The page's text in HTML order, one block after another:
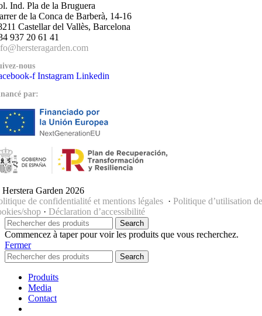
Ind. Pla de la Bruguera
de la Conca de Barberà, 14-16
Castellar del Vallès, Barcelona
937 20 61 41
nous
f Instagram Linkedin
par:
Garden 2026
de confidentialité et mentions légales · Politique d’utilisation
shop · Déclaration d’accessibilité
Search
Commencez à taper pour voir les produits que vous recherchez.
Fermer
Search
Produits
Media
Contact